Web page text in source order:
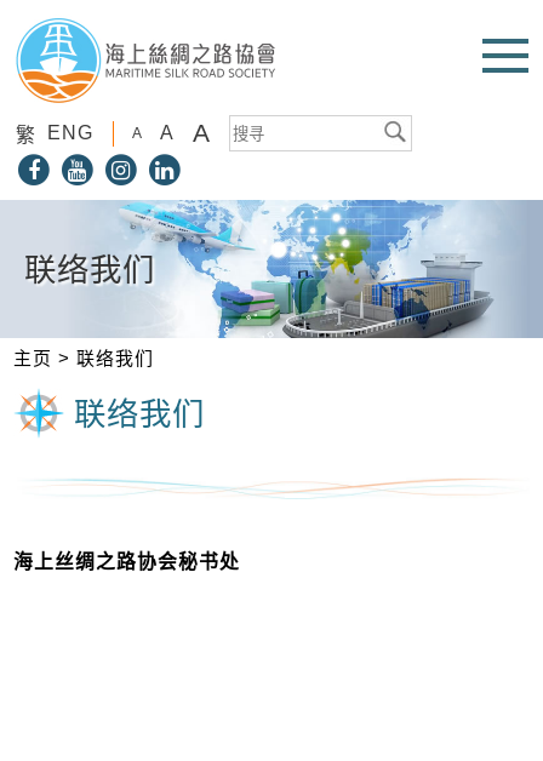
繁 ENG A A A
联络我们
主页 >联络我们
联络我们
海上丝绸之路协会秘书处